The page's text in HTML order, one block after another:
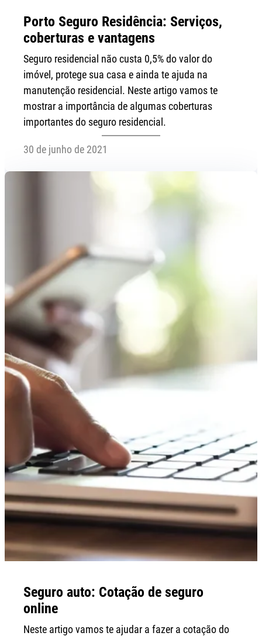
Porto Seguro Residência: Serviços,
coberturas e vantagens
Seguro residencial não custa 0,5% do valor do
imóvel, protege sua casa e ainda te ajuda na
manutenção residencial. Neste artigo vamos te
mostrar a importância de algumas coberturas
importantes do seguro residencial.
30 de junho de 2021
Seguro auto: Cotação de seguro
online
Neste artigo vamos te ajudar a fazer a cotação do